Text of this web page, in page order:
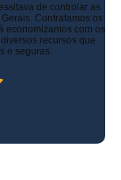
de controlar as
Contratamos os
economizamos com os
recursos que
e seguras.